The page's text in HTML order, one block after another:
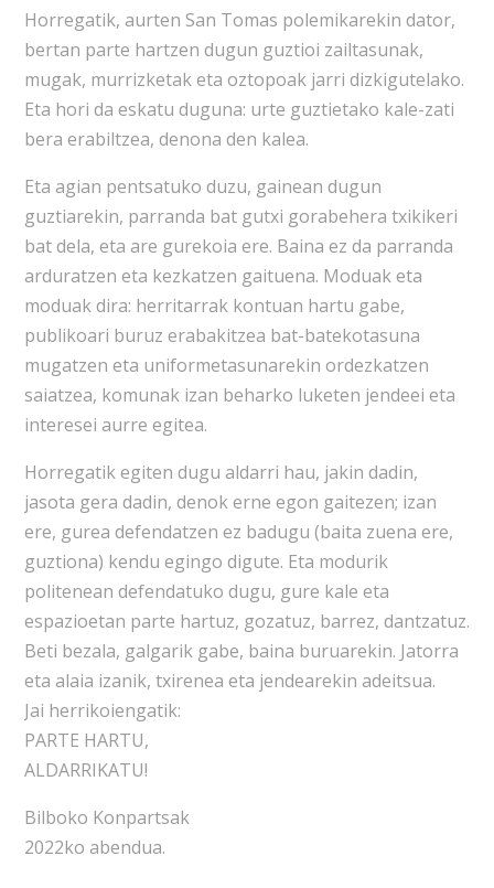
Horregatik, aurten San Tomas polemikarekin dator,
bertan parte hartzen dugun guztioi zailtasunak,
mugak, murrizketak eta oztopoak jarri dizkigutelako.
Eta hori da eskatu duguna: urte guztietako kale-zati
bera erabiltzea, denona den kalea.
Eta agian pentsatuko duzu, gainean dugun
guztiarekin, parranda bat gutxi gorabehera txikikeri
bat dela, eta are gurekoia ere. Baina ez da parranda
arduratzen eta kezkatzen gaituena. Moduak eta
moduak dira: herritarrak kontuan hartu gabe,
publikoari buruz erabakitzea bat-batekotasuna
mugatzen eta uniformetasunarekin ordezkatzen
saiatzea, komunak izan beharko luketen jendeei eta
interesei aurre egitea.
Horregatik egiten dugu aldarri hau, jakin dadin,
jasota gera dadin, denok erne egon gaitezen; izan
ere, gurea defendatzen ez badugu (baita zuena ere,
guztiona) kendu egingo digute. Eta modurik
politenean defendatuko dugu, gure kale eta
espazioetan parte hartuz, gozatuz, barrez, dantzatuz.
Beti bezala, galgarik gabe, baina buruarekin. Jatorra
eta alaia izanik, txirenea eta jendearekin adeitsua.
Jai herrikoiengatik:
PARTE HARTU,
ALDARRIKATU!
Bilboko Konpartsak
2022ko abendua.